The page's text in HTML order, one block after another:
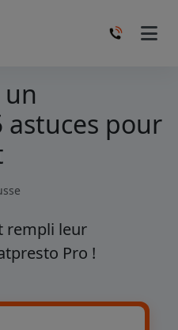
pour
rempli leur
Pro !